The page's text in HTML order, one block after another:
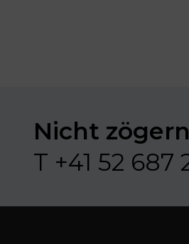
Nicht
T +41 52 687